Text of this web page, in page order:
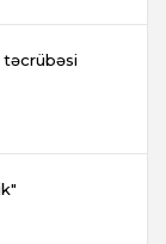
təcrübəsi